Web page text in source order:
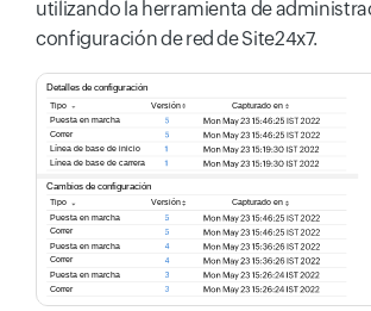
utilizando la herramienta de
configuración de red de Site24x7.